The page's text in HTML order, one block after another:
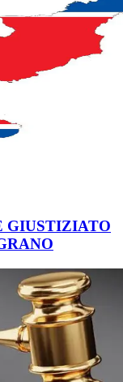
GIUSTIZIATO